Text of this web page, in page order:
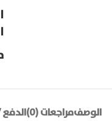
الوصفمراجعات (0)